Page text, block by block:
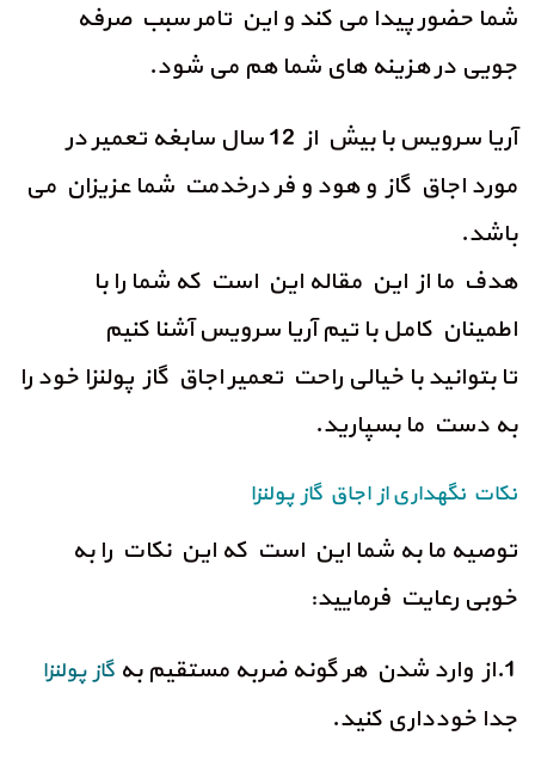
شما حضور پیدا می کند و این تامر سبب صرفه
جویی در هزینه های شما هم می شود.
آریا سرویس با بیش از 12 سال سابغه تعمیر در
مورد اجاق گاز و هود و فر درخدمت شما عزیزان می
باشد.
هدف ما از این مقاله این است که شما را با
اطمینان کامل با تیم آریا سرویس آشنا کنیم
تا بتوانید با خیالی راحت تعمیر اجاق گاز پولنزا خود را
به دست ما بسپارید.
نکات نگهداری از اجاق گاز پولنزا
توصیه ما به شما این است که این نکات را به
خوبی رعایت فرمایید:
1.از وارد شدن هر گونه ضربه مستقیم به
گاز پولنزا
جدا خودداری کنید.